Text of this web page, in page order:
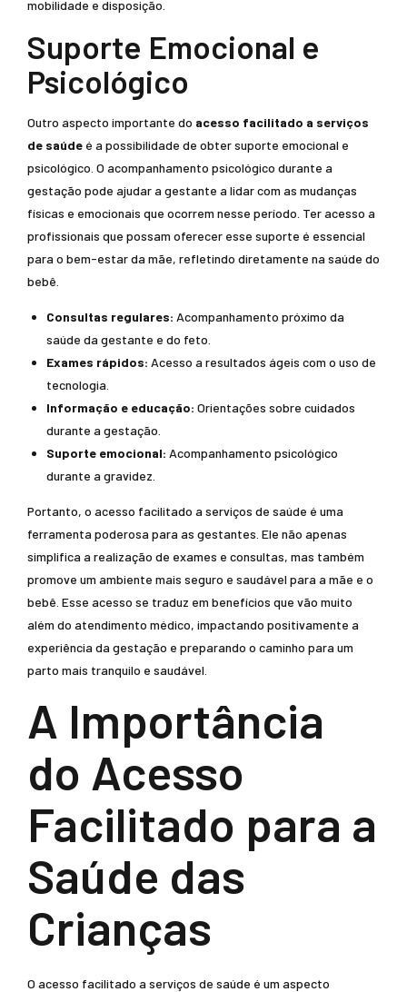
mobilidade e disposição.
Suporte Emocional e
Psicológico
Outro aspecto importante do acesso facilitado a serviços
de saúde é a possibilidade de obter suporte emocional e
psicológico. O acompanhamento psicológico durante a
gestação pode ajudar a gestante a lidar com as mudanças
físicas e emocionais que ocorrem nesse período. Ter acesso a
profissionais que possam oferecer esse suporte é essencial
para o bem-estar da mãe, refletindo diretamente na saúde do
bebê.
Consultas regulares: Acompanhamento próximo da
saúde da gestante e do feto.
Exames rápidos: Acesso a resultados ágeis com o uso de
tecnologia.
Informação e educação: Orientações sobre cuidados
durante a gestação.
Suporte emocional: Acompanhamento psicológico
durante a gravidez.
Portanto, o acesso facilitado a serviços de saúde é uma
ferramenta poderosa para as gestantes. Ele não apenas
simplifica a realização de exames e consultas, mas também
promove um ambiente mais seguro e saudável para a mãe e o
bebê. Esse acesso se traduz em benefícios que vão muito
além do atendimento médico, impactando positivamente a
experiência da gestação e preparando o caminho para um
parto mais tranquilo e saudável.
A Importância
do Acesso
Facilitado para a
Saúde das
Crianças
O acesso facilitado a serviços de saúde é um aspecto